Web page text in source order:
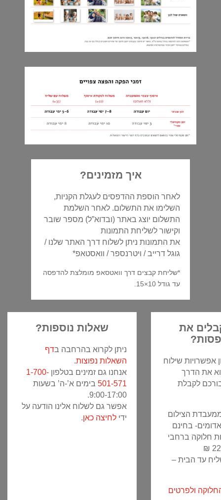
איך מזמינים?
לאחר הוספת ההדפסים לעגלת הקניות,
השלימו את התשלום. לאחר השלמת
התשלום יוצג באתר (ובדוא”ל) מספר שובר
וקישור לשליחת התמונות
את התמונות ניתן לשלוח דרך האתר שלנו /
גוגל דרייב / ויטרנספר / וואסטאפ*
*שליחת קבצים דרך וואטסאפ מומלצת להדפסה
עד גודל 10×15.
שאלות נוספות?
ניתן לקרוא בהרחבה בדף
השאלות נפוצות.
אנחנו גם זמינים בטלפון1-700-
501-571 בימים א’-ה’ בשעות
9:00-17:00.
אפשר גם לשלוח אלינו הודעה על
ידילחיצה כאן.
את
אפשרויות שילוח
את הדרך
לקבלת
ממעבדת הצילום
בחינם
חלוקה ברחבי
עד הבית –
ולפרטים